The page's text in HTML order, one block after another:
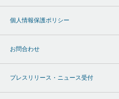
個人情報保護ポリシー
お問合わせ
プレスリリース・ニュース受付